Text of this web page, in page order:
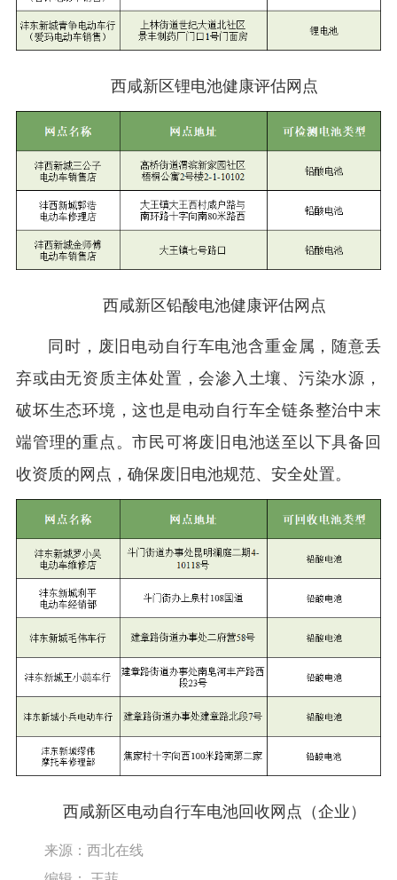
西咸新区锂电池健康评估网点
西咸新区铅酸电池健康评估网点
同时，废旧电动自行车电池含重金属，随意丢
弃或由无资质主体处置，会渗入土壤、污染水源，
破坏生态环境，这也是电动自行车全链条整治中末
端管理的重点。市民可将废旧电池送至以下具备回
收资质的网点，确保废旧电池规范、安全处置。
西咸新区电动自行车电池回收网点（企业）
来源：西北在线